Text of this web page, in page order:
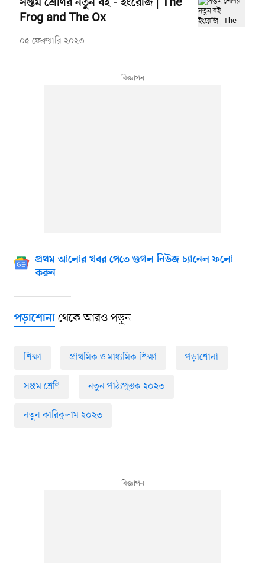
সপ্তম শ্রেণির নতুন বই - ইংরেজি | The
Frog and The Ox
০৫ ফেব্রুয়ারি ২০২৩
প্রথম আলোর খবর পেতে গুগল নিউজ চ্যানেল ফলো
করুন
পড়াশোনাথেকে আরও পড়ুন
শিক্ষা প্রাথমিক ও মাধ্যমিক শিক্ষা পড়াশোনা
সপ্তম শ্রেণি নতুন পাঠ্যপুস্তক ২০২৩
নতুন কারিকুলাম ২০২৩